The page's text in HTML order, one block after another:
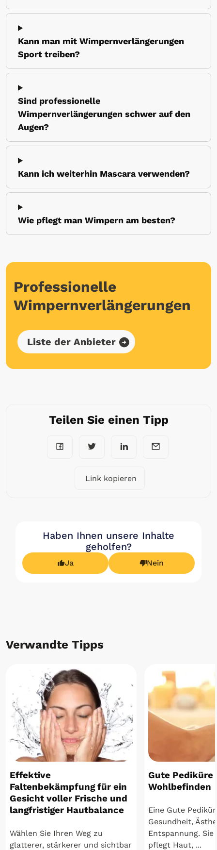
Kann man mit Wimpernverlängerungen
Sport treiben?
Sind professionelle
Wimpernverlängerungen schwer auf den
Augen?
Kann ich weiterhin Mascara verwenden?
Wie pflegt man Wimpern am besten?
Professionelle
Wimpernverlängerungen
Liste der Anbieter
Teilen Sie einen Tipp
Link kopieren
Haben Ihnen unsere Inhalte
geholfen?
Ja Nein
Verwandte Tipps
Effektive
Faltenbekämpfung für ein
Gesicht voller Frische und
langfristiger Hautbalance
Wählen Sie Ihren Weg zu
glatterer, stärkerer und sichtbar
Gute
Wohlbefinden
Eine Gute
Gesundheit,
Entspannung.
pflegt Haut, ...